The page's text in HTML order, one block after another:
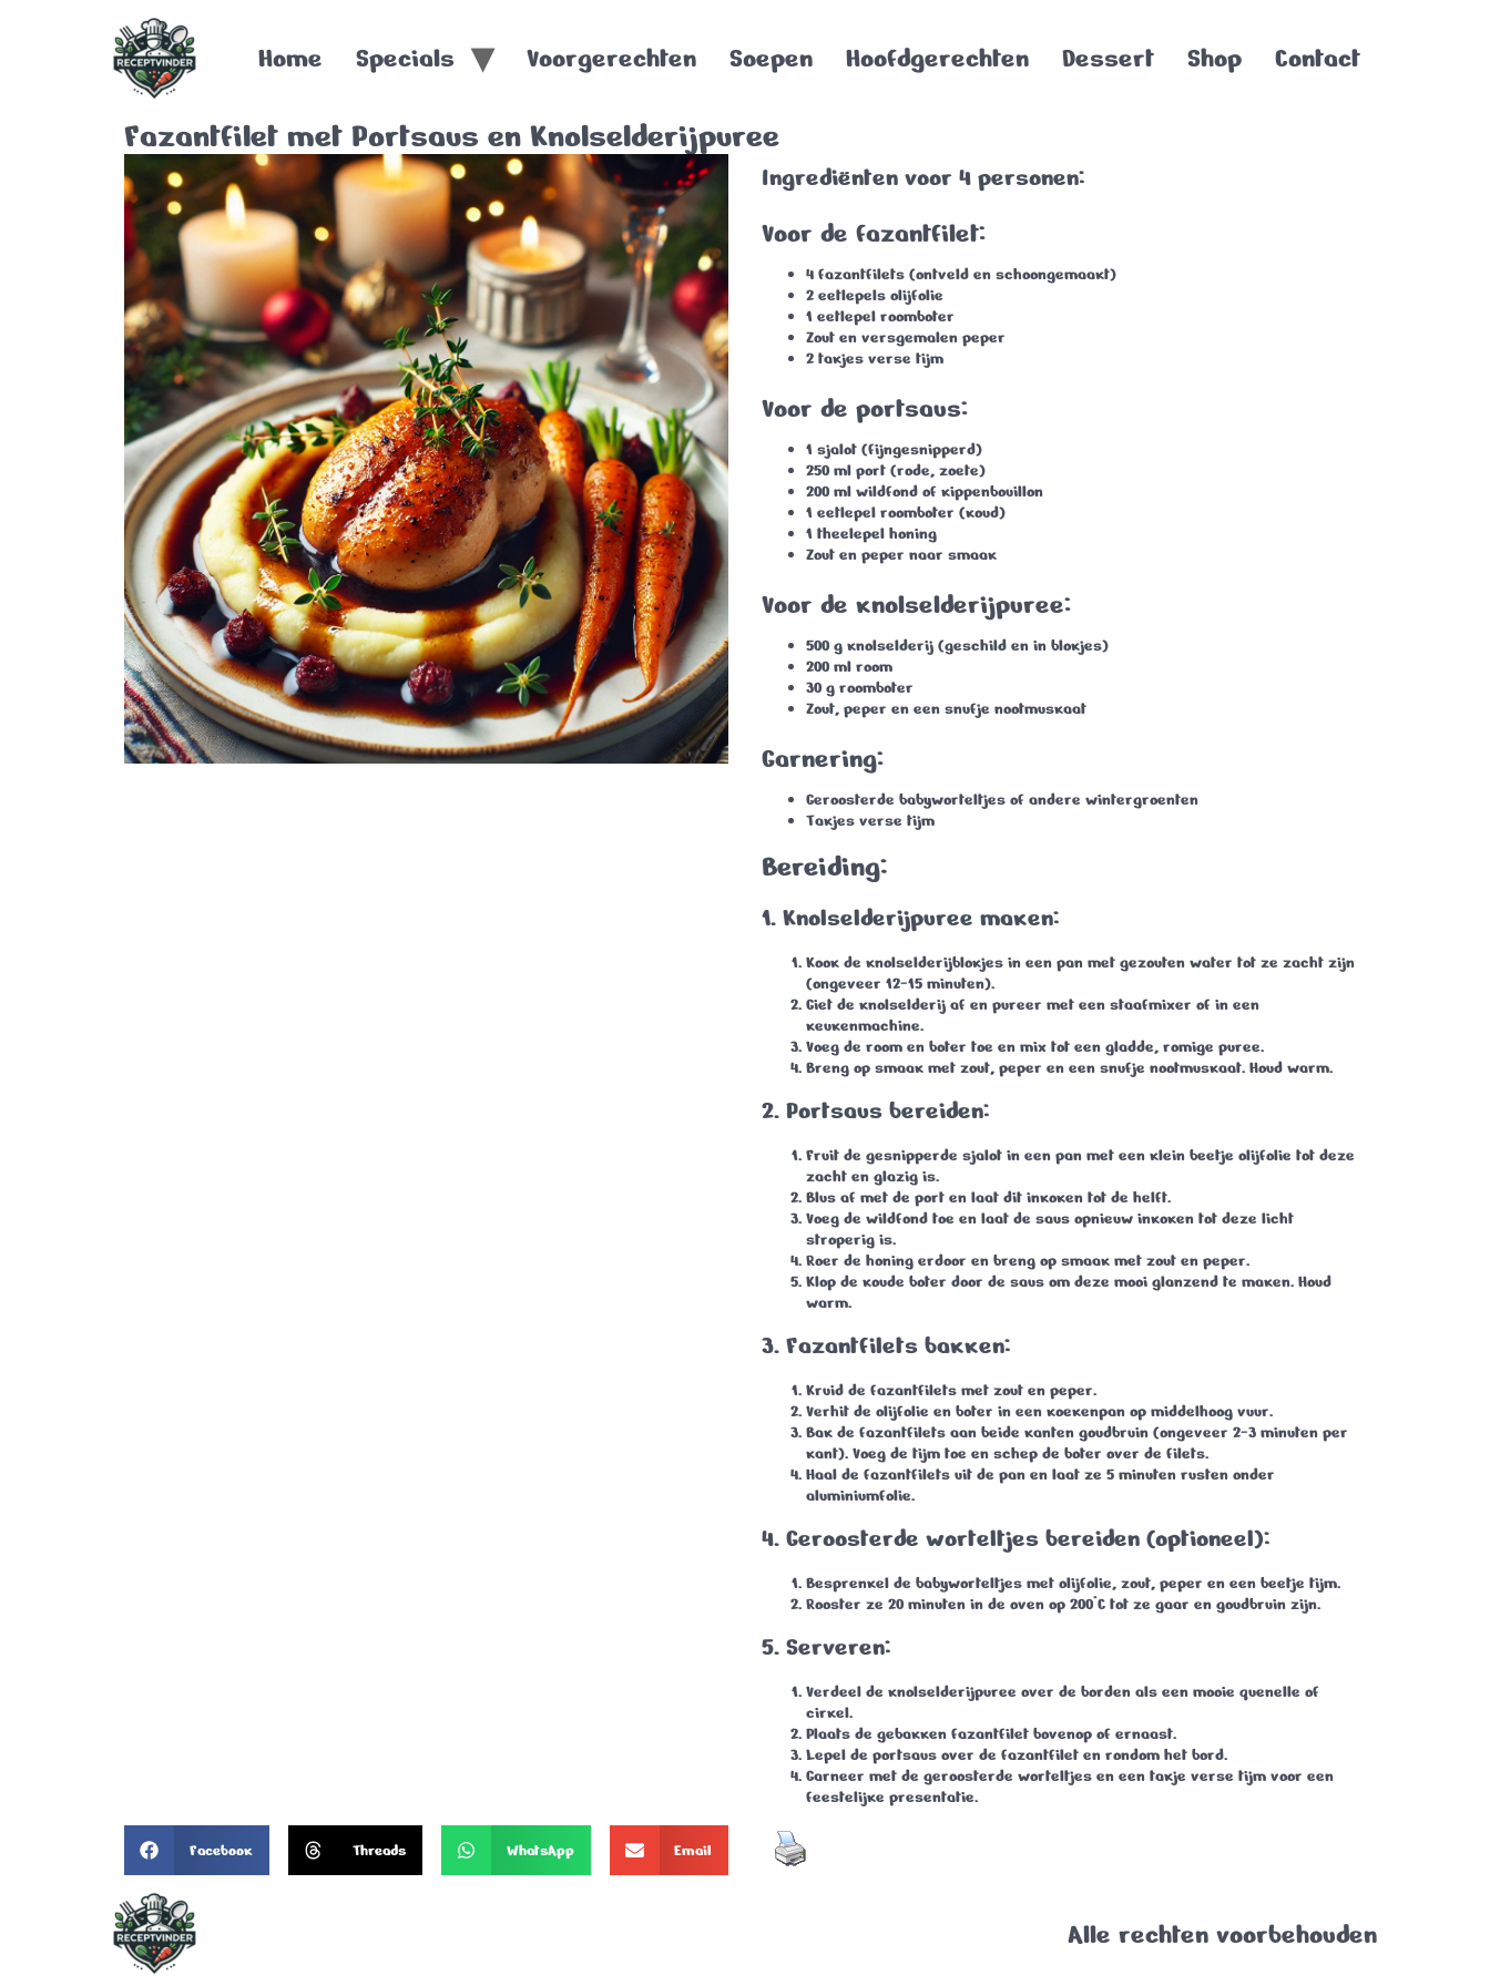
Home Specials Voorgerechten Soepen Hoofdgerechten Dessert Shop Contact
Fazantfilet met Portsaus en Knolselderijpuree
Ingrediënten voor 4 personen:
Voor de fazantfilet:
4 fazantfilets (ontveld en schoongemaakt)
2 eetlepels olijfolie
1 eetlepel roomboter
Zout en versgemalen peper
2 takjes verse tijm
Voor de portsaus:
1 sjalot (fijngesnipperd)
250 ml port (rode, zoete)
200 ml wildfond of kippenbouillon
1 eetlepel roomboter (koud)
1 theelepel honing
Zout en peper naar smaak
Voor de knolselderijpuree:
500 g knolselderij (geschild en in blokjes)
200 ml room
30 g roomboter
Zout, peper en een snufje nootmuskaat
Garnering:
Geroosterde babyworteltjes of andere wintergroenten
Takjes verse tijm
Bereiding:
1. Knolselderijpuree maken:
Kook de knolselderijblokjes in een pan met gezouten water tot ze zacht zijn
(ongeveer 12-15 minuten).
Giet de knolselderij af en pureer met een staafmixer of in een
keukenmachine.
Voeg de room en boter toe en mix tot een gladde, romige puree.
Breng op smaak met zout, peper en een snufje nootmuskaat. Houd warm.
2. Portsaus bereiden:
Fruit de gesnipperde sjalot in een pan met een klein beetje olijfolie tot deze
zacht en glazig is.
Blus af met de port en laat dit inkoken tot de helft.
Voeg de wildfond toe en laat de saus opnieuw inkoken tot deze licht
stroperig is.
Roer de honing erdoor en breng op smaak met zout en peper.
Klop de koude boter door de saus om deze mooi glanzend te maken. Houd
warm.
3. Fazantfilets bakken:
Kruid de fazantfilets met zout en peper.
Verhit de olijfolie en boter in een koekenpan op middelhoog vuur.
Bak de fazantfilets aan beide kanten goudbruin (ongeveer 2-3 minuten per
kant). Voeg de tijm toe en schep de boter over de filets.
Haal de fazantfilets uit de pan en laat ze 5 minuten rusten onder
aluminiumfolie.
4. Geroosterde worteltjes bereiden (optioneel):
Besprenkel de babyworteltjes met olijfolie, zout, peper en een beetje tijm.
Rooster ze 20 minuten in de oven op 200°C tot ze gaar en goudbruin zijn.
5. Serveren:
Verdeel de knolselderijpuree over de borden als een mooie quenelle of
cirkel.
Plaats de gebakken fazantfilet bovenop of ernaast.
Lepel de portsaus over de fazantfilet en rondom het bord.
Garneer met de geroosterde worteltjes en een takje verse tijm voor een
feestelijke presentatie.
Facebook Threads WhatsApp Email
Alle rechten voorbehouden